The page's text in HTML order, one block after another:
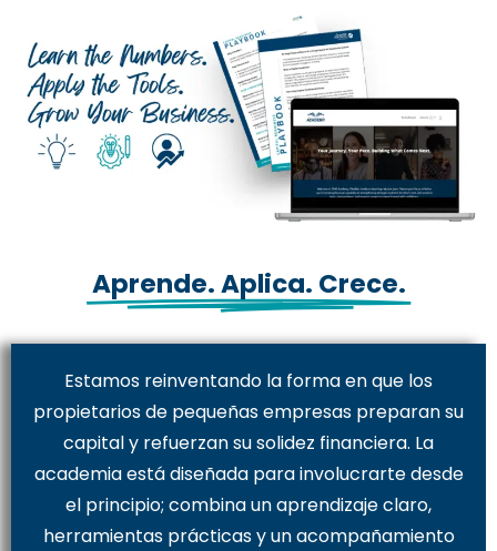
Aprende. Aplica. Crece.
Estamos reinventando la forma en que los
propietarios de pequeñas empresas preparan su
capital y refuerzan su solidez financiera. La
academia está diseñada para involucrarte desde
el principio; combina un aprendizaje claro,
herramientas prácticas y un acompañamiento